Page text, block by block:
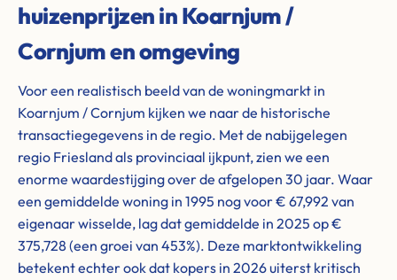
huizenprijzen in Koarnjum /
Cornjum en omgeving
Voor een realistisch beeld van de woningmarkt in
Koarnjum / Cornjum kijken we naar de historische
transactiegegevens in de regio. Met de nabijgelegen
regio Friesland als provinciaal ijkpunt, zien we een
enorme waardestijging over de afgelopen 30 jaar. Waar
een gemiddelde woning in 1995 nog voor € 67,992 van
eigenaar wisselde, lag dat gemiddelde in 2025 op €
375,728 (een groei van 453%). Deze marktontwikkeling
betekent echter ook dat kopers in 2026 uiterst kritisch